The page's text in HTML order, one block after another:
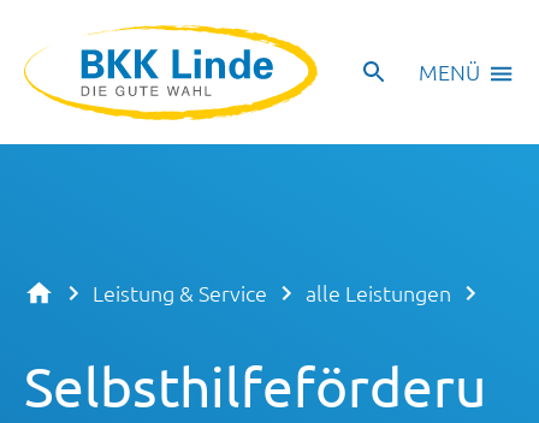
MENÜ
Leistung & Service alle Leistungen
Selbsthilfeförderu